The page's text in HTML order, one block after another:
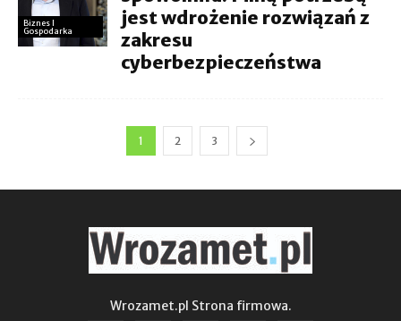
Biznes I
Gospodarka
jest wdrożenie rozwiązań z
zakresu
cyberbezpieczeństwa
1 2 3
Wrozamet.pl Strona firmowa.